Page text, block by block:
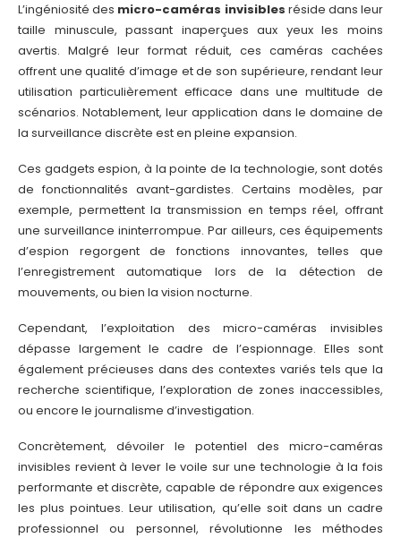
L’ingéniosité des micro-caméras invisibles réside dans leur
taille minuscule, passant inaperçues aux yeux les moins
avertis. Malgré leur format réduit, ces caméras cachées
offrent une qualité d’image et de son supérieure, rendant leur
utilisation particulièrement efficace dans une multitude de
scénarios. Notablement, leur application dans le domaine de
la surveillance discrète est en pleine expansion.
Ces gadgets espion, à la pointe de la technologie, sont dotés
de fonctionnalités avant-gardistes. Certains modèles, par
exemple, permettent la transmission en temps réel, offrant
une surveillance ininterrompue. Par ailleurs, ces équipements
d’espion regorgent de fonctions innovantes, telles que
l’enregistrement automatique lors de la détection de
mouvements, ou bien la vision nocturne.
Cependant, l’exploitation des micro-caméras invisibles
dépasse largement le cadre de l’espionnage. Elles sont
également précieuses dans des contextes variés tels que la
recherche scientifique, l’exploration de zones inaccessibles,
ou encore le journalisme d’investigation.
Concrètement, dévoiler le potentiel des micro-caméras
invisibles revient à lever le voile sur une technologie à la fois
performante et discrète, capable de répondre aux exigences
les plus pointues. Leur utilisation, qu’elle soit dans un cadre
professionnel ou personnel, révolutionne les méthodes